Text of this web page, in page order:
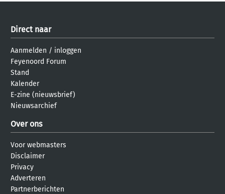
Direct naar
Aanmelden / inloggen
Feyenoord Forum
Stand
Kalender
E-zine (nieuwsbrief)
Nieuwsarchief
Over ons
Voor webmasters
Disclaimer
Privacy
Adverteren
Partnerberichten